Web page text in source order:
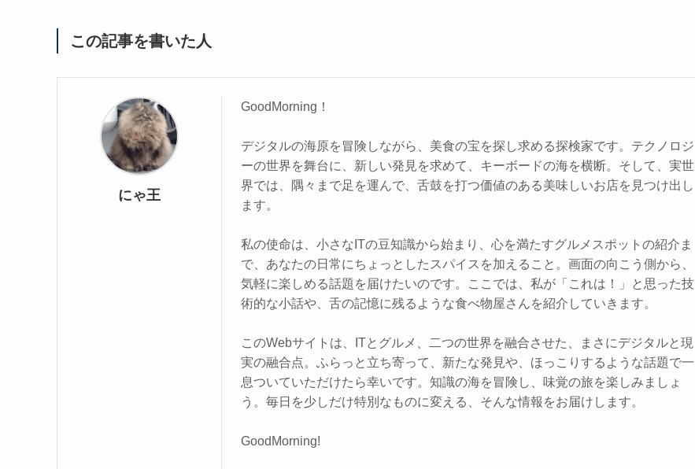
この記事を書いた人
にゃ王
GoodMorning！
デジタルの海原を冒険しながら、美食の宝を探し求める探検家です。テクノロジ
ーの世界を舞台に、新しい発見を求めて、キーボードの海を横断。そして、実世
界では、隅々まで足を運んで、舌鼓を打つ価値のある美味しいお店を見つけ出し
ます。
私の使命は、小さなITの豆知識から始まり、心を満たすグルメスポットの紹介ま
で、あなたの日常にちょっとしたスパイスを加えること。画面の向こう側から、
気軽に楽しめる話題を届けたいのです。ここでは、私が「これは！」と思った技
術的な小話や、舌の記憶に残るような食べ物屋さんを紹介していきます。
このWebサイトは、ITとグルメ、二つの世界を融合させた、まさにデジタルと現
実の融合点。ふらっと立ち寄って、新たな発見や、ほっこりするような話題で一
息ついていただけたら幸いです。知識の海を冒険し、味覚の旅を楽しみましょ
う。毎日を少しだけ特別なものに変える、そんな情報をお届けします。
GoodMorning!